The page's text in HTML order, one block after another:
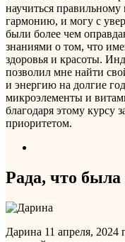
научиться
гармонию, и могу с
были более чем
знаниями о том, что
здоровья и красоты.
позволил мне найти
и энергию на долгие
микроэлементы и
благодаря этому курсу
приоритетом.
Рада, что была
Дарина 11 апреля, 2024